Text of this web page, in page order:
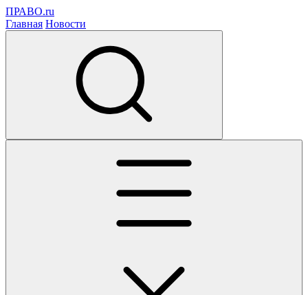
ПРАВО.ru
Главная Новости